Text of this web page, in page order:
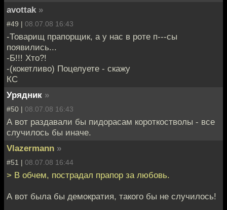
avottak »
#49 | 08.07.08 16:43
-Товарищ прапорщик, а у нас в роте п---сы
появились...
-Б!!! Хто?!
-(кокетливо) Поцелуете - скажу
КС
Урядник »
#50 | 08.07.08 16:43
А вот раздавали бы пидорасам короткостволы - все
случилось бы иначе.
Vlazermann »
#51 | 08.07.08 16:44
> В обчем, пострадал прапор за любовь.
А вот была бы демократия, такого бы не случилось!